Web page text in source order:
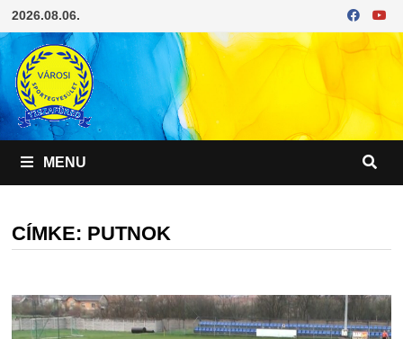
Skip
to
content
2026.08.06.
MENU
CÍMKE: PUTNOK